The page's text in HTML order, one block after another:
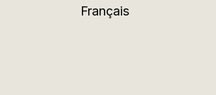
Français